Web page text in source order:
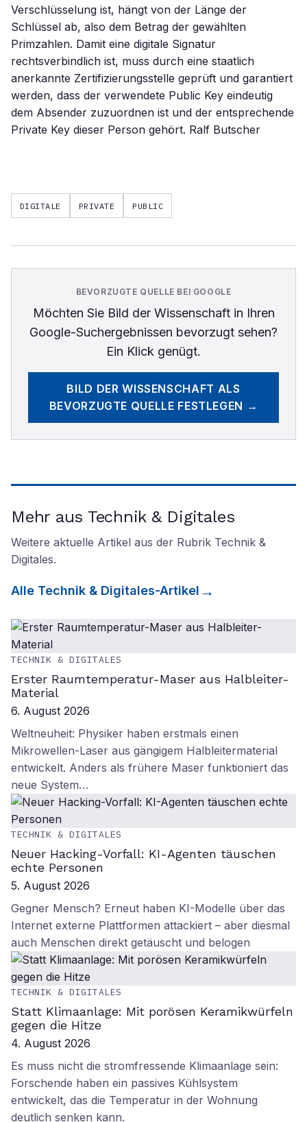
Verschlüsselung ist, hängt von der Länge der
Schlüssel ab, also dem Betrag der gewählten
Primzahlen. Damit eine digitale Signatur
rechtsverbindlich ist, muss durch eine staatlich
anerkannte Zertifizierungsstelle geprüft und garantiert
werden, dass der verwendete Public Key eindeutig
dem Absender zuzuordnen ist und der entsprechende
Private Key dieser Person gehört. Ralf Butscher
DIGITALE PRIVATE PUBLIC
BEVORZUGTE QUELLE BEI GOOGLE
Möchten Sie Bild der Wissenschaftin Ihren
Google-Suchergebnissen bevorzugt sehen?
Ein Klick genügt.
BILD DER WISSENSCHAFT ALS
BEVORZUGTE QUELLE FESTLEGEN →
Mehr aus Technik & Digitales
Weitere aktuelle Artikel aus der Rubrik Technik &
Digitales.
Alle Technik & Digitales-Artikel
TECHNIK & DIGITALES
Erster Raumtemperatur-Maser aus Halbleiter-
Material
6. August 2026
Weltneuheit: Physiker haben erstmals einen
Mikrowellen-Laser aus gängigem Halbleitermaterial
entwickelt. Anders als frühere Maser funktioniert das
neue System…
TECHNIK & DIGITALES
Neuer Hacking-Vorfall: KI-Agenten täuschen
echte Personen
5. August 2026
Gegner Mensch? Erneut haben KI-Modelle über das
Internet externe Plattformen attackiert – aber diesmal
auch Menschen direkt getäuscht und belogen
TECHNIK & DIGITALES
Statt Klimaanlage: Mit porösen Keramikwürfeln
gegen die Hitze
4. August 2026
Es muss nicht die stromfressende Klimaanlage sein:
Forschende haben ein passives Kühlsystem
entwickelt, das die Temperatur in der Wohnung
deutlich senken kann.